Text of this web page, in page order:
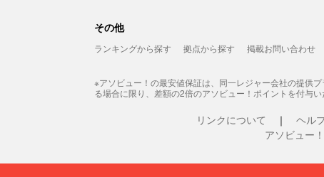
その他
ランキングから探す 拠点から探す 掲載お問い合わせ
※アソビュー！の最安値保証は、同一レジャー会社の提供
る場合に限り、差額の2倍のアソビュー！ポイントを付与
リンクについて ヘル
アソビュー